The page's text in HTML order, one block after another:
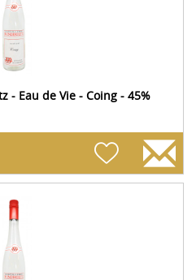
- Eau de Vie - Coing - 45%